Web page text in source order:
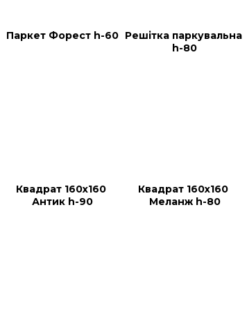
Паркет Форест h-60 Решітка паркувальна
h-80
Квадрат 160х160
Антик h-90
Квадрат 160х160
Меланж h-80